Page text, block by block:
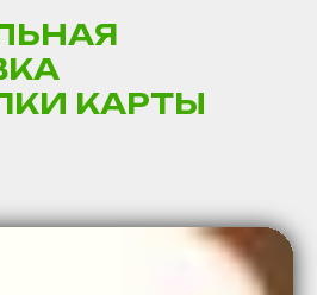
КАРТЫ